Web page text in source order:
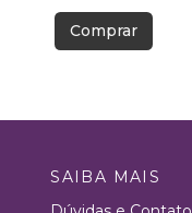
Comprar
SAIBA MAIS